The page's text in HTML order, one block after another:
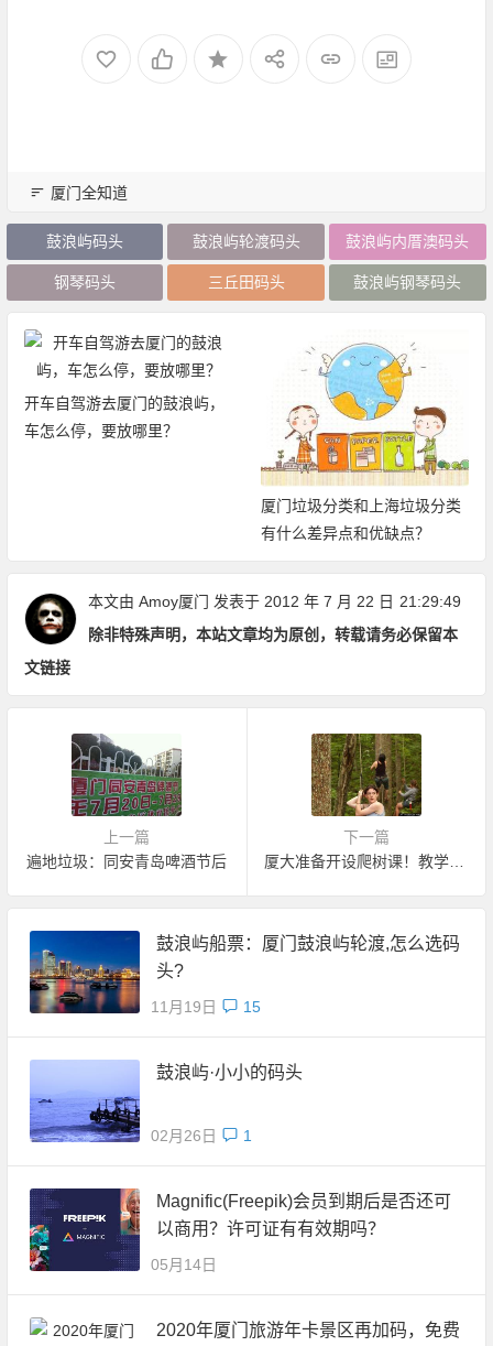
厦门全知道
鼓浪屿码头 鼓浪屿轮渡码头 鼓浪屿内厝澳码头
钢琴码头 三丘田码头 鼓浪屿钢琴码头
开车自驾游去厦门的鼓浪屿，
车怎么停，要放哪里？
厦门垃圾分类和上海垃圾分类
有什么差异点和优缺点？
本文由 Amoy厦门 发表于 2012 年 7 月 22 日 21:29:49
除非特殊声明，本站文章均为原创，转载请务必保留本
文链接
上一篇
遍地垃圾：同安青岛啤酒节后
下一篇
厦大准备开设爬树课！教学生爬树
鼓浪屿船票：厦门鼓浪屿轮渡,怎么选码
头?
11月19日 15
鼓浪屿·小小的码头
02月26日 1
Magnific(Freepik)会员到期后是否还可
以商用？许可证有有效期吗？
05月14日
2020年厦门旅游年卡景区再加码，免费